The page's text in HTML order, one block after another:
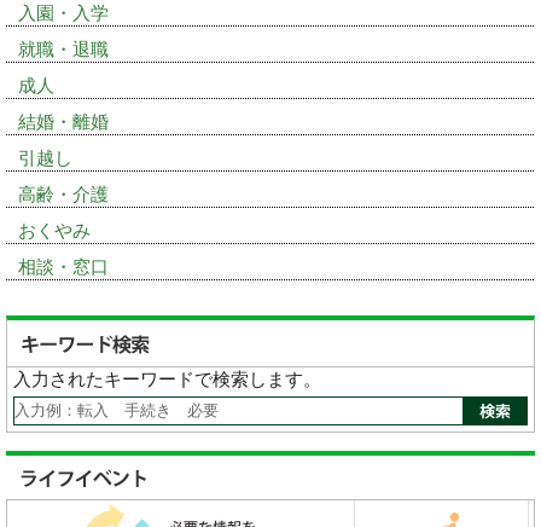
入園・入学
就職・退職
成人
結婚・離婚
引越し
高齢・介護
おくやみ
相談・窓口
入力されたキーワードで検索します。